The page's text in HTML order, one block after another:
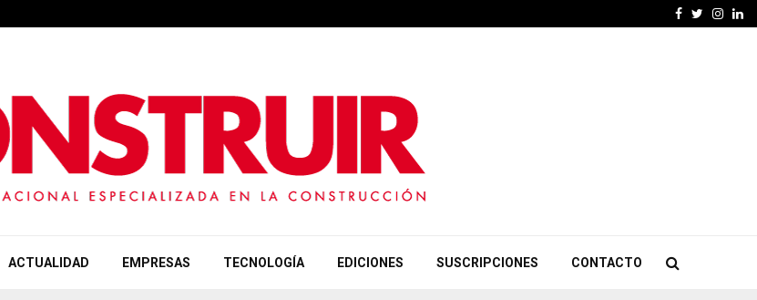
Facebook
Twitter
ACTUALIDAD EMPRESAS TECNOLOGÍA EDICIONES SUSCRIPCIONES CONTACTO